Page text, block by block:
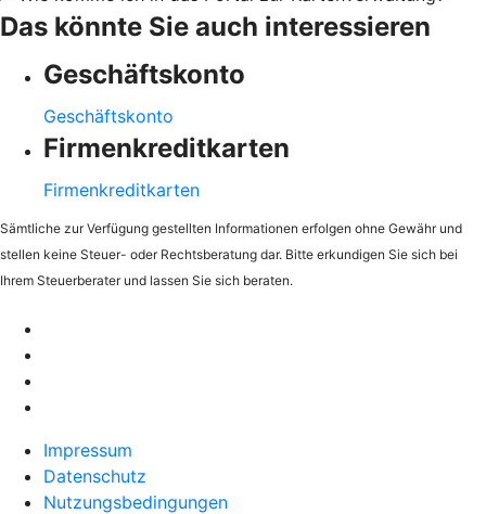
Das könnte Sie auch interessieren
Geschäftskonto
Geschäftskonto
Firmenkreditkarten
Firmenkreditkarten
Sämtliche zur Verfügung gestellten Informationen erfolgen ohne Gewähr und
stellen keine Steuer- oder Rechtsberatung dar. Bitte erkundigen Sie sich bei
Ihrem Steuerberater und lassen Sie sich beraten.
Impressum
Datenschutz
Nutzungsbedingungen